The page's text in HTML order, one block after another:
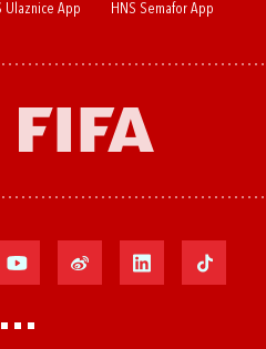
Ulaznice App HNS Semafor App